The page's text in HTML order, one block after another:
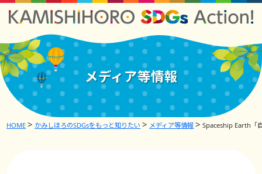
メディア等情報
HOME かみしほろのSDGsをもっと知りたい メディア等情報 Spaceship Earth「